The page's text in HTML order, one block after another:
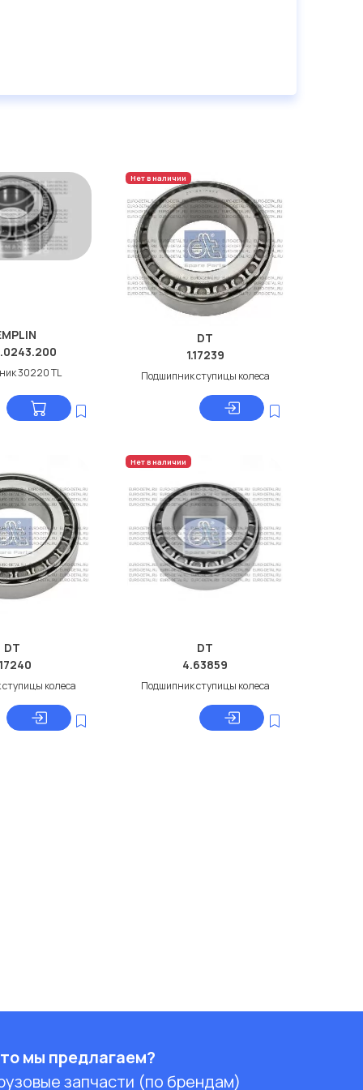
30220 TL
Нет в наличии
DT
1.17239
Подшипник ступицы колеса
DT
колеса
Нет в наличии
DT
4.63859
Подшипник ступицы колеса
мы предлагаем?
запчасти (по брендам)